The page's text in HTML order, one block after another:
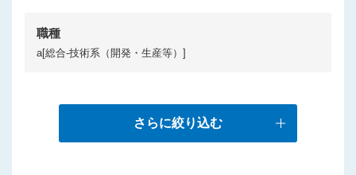
イベント情報
お知らせ
ちょこっと仕事体験コース トップ
職種
a[総合-技術系（開発・生産等）]
さらに絞り込む